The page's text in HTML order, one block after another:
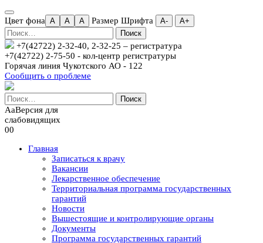
Цвет фона A A A Размер Шрифта А- А+
Найти:
+7(42722) 2-32-40, 2-32-25 – регистратура
+7(42722) 2-75-50 - кол-центр регистратуры
Горячая линия Чукотского АО - 122
Сообщить о проблеме
Найти:
AaВерсия для
слабовидящих
00
Главная
Записаться к врачу
Вакансии
Лекарственное обеспечение
Территориальная программа государственных
гарантий
Новости
Вышестоящие и контролирующие органы
Документы
Программа государственных гарантий